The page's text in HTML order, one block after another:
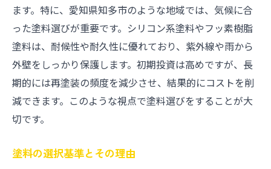
ます。特に、愛知県知多市のような地域では、気候に合
った塗料選びが重要です。シリコン系塗料やフッ素樹脂
塗料は、耐候性や耐久性に優れており、紫外線や雨から
外壁をしっかり保護します。初期投資は高めですが、長
期的には再塗装の頻度を減少させ、結果的にコストを削
減できます。このような視点で塗料選びをすることが大
切です。
塗料の選択基準とその理由